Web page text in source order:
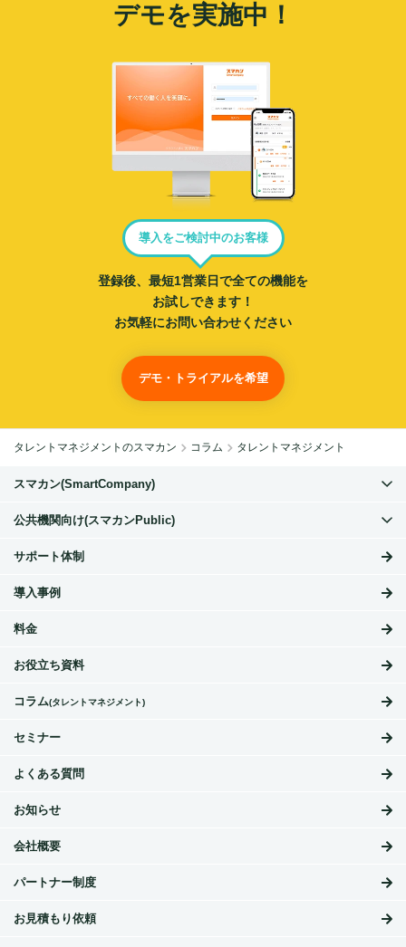
デモを実施中！
導入をご検討中のお客様
登録後、最短1営業日で全ての機能を
お試しできます！
お気軽にお問い合わせください
デモ・トライアルを希望
タレントマネジメントのスマカン コラム タレントマネジメント
スマカン(SmartCompany)
公共機関向け(スマカンPublic)
サポート体制
導入事例
料金
お役立ち資料
コラム(タレントマネジメント)
セミナー
よくある質問
お知らせ
会社概要
パートナー制度
お見積もり依頼